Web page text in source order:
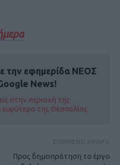
την εφημερίδα ΝΕΟΣ
News!
στην περιοχή της
ευρύτερα της Θεσσαλίας
Προς δημοπράτηση το έργο